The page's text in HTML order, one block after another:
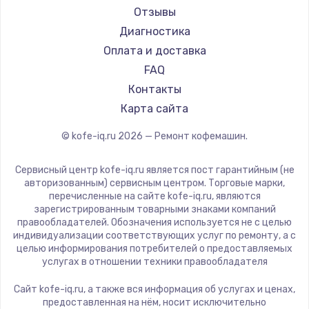
Ремонт кофемашин Tuvio
Ремонт кофемашин Carrera
Ремонт кофемашин Supra
Saeco
La Cimbali
WMF
Yamaguchi
Astoria
JVC
ROCKET MOZZAFIATO
Vivitek
Thomson
Hisense
DELTA
Tefal
RED solution
Отзывы
Диагностика
Оплата и доставка
FAQ
Контакты
Карта сайта
© kofe-iq.ru 2026 — Ремонт кофемашин.
Сервисный центр kofe-iq.ru является пост гарантийным (не
авторизованным) сервисным центром. Торговые марки,
перечисленные на сайте kofe-iq.ru, являются
зарегистрированным товарными знаками компаний
правообладателей. Обозначения используется не с целью
индивидуализации соответствующих услуг по ремонту, а с
целью информирования потребителей о предоставляемых
услугах в отношении техники правообладателя
Сайт kofe-iq.ru, а также вся информация об услугах и ценах,
предоставленная на нём, носит исключительно